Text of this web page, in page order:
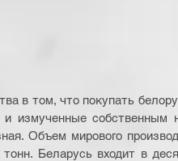
в том, что покупать
измученные собственным
Объем мирового
Беларусь входит в